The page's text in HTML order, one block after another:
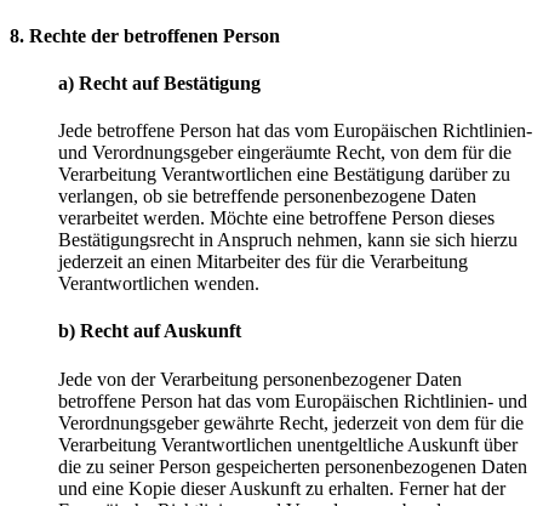
8. Rechte der betroffenen Person
a) Recht auf Bestätigung
Jede betroffene Person hat das vom Europäischen Richtlinien-
und Verordnungsgeber eingeräumte Recht, von dem für die
Verarbeitung Verantwortlichen eine Bestätigung darüber zu
verlangen, ob sie betreffende personenbezogene Daten
verarbeitet werden. Möchte eine betroffene Person dieses
Bestätigungsrecht in Anspruch nehmen, kann sie sich hierzu
jederzeit an einen Mitarbeiter des für die Verarbeitung
Verantwortlichen wenden.
b) Recht auf Auskunft
Jede von der Verarbeitung personenbezogener Daten
betroffene Person hat das vom Europäischen Richtlinien- und
Verordnungsgeber gewährte Recht, jederzeit von dem für die
Verarbeitung Verantwortlichen unentgeltliche Auskunft über
die zu seiner Person gespeicherten personenbezogenen Daten
und eine Kopie dieser Auskunft zu erhalten. Ferner hat der